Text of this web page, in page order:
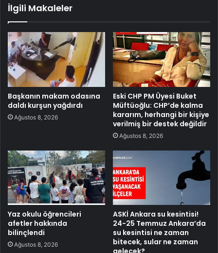
İlgili Makaleler
Başkanın makam odasına
daldı kurşun yağdırdı
Ağustos 8, 2026
Eski CHP PM Üyesi Buket
Müftüoğlu: CHP’de kalma
kararım, herhangi bir kişiye
verilmiş bir destek değildir
Ağustos 8, 2026
Yaz okulu öğrencileri
afetler hakkında
bilinçlendi
Ağustos 8, 2026
ASKİ Ankara su kesintisi!
24-25 Temmuz Ankara’da
su kesintisi ne zaman
bitecek, sular ne zaman